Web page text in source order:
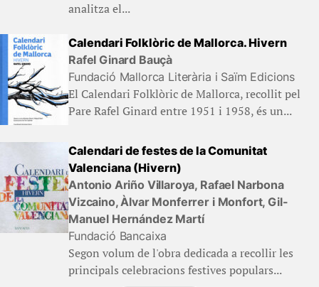
analitza el...
Calendari Folklòric de Mallorca. Hivern
Rafel Ginard Bauçà
Fundació Mallorca Literària i Saïm Edicions
El Calendari Folklòric de Mallorca, recollit pel
Pare Rafel Ginard entre 1951 i 1958, és un...
Calendari de festes de la Comunitat
Valenciana (Hivern)
Antonio Ariño Villaroya, Rafael Narbona
Vizcaino, Àlvar Monferrer i Monfort, Gil-
Manuel Hernández Martí
Fundació Bancaixa
Segon volum de l'obra dedicada a recollir les
principals celebracions festives populars...